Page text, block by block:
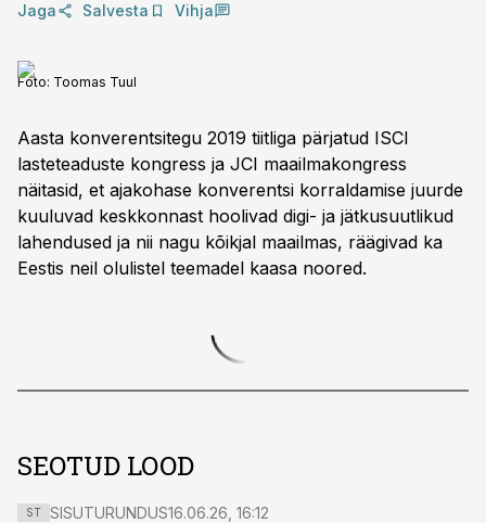
Jaga Salvesta Vihja
Foto: Toomas Tuul
Aasta konverentsitegu 2019 tiitliga pärjatud ISCI
lasteteaduste kongress ja JCI maailmakongress
näitasid, et ajakohase konverentsi korraldamise juurde
kuuluvad keskkonnast hoolivad digi- ja jätkusuutlikud
lahendused ja nii nagu kõikjal maailmas, räägivad ka
Eestis neil olulistel teemadel kaasa noored.
SEOTUD LOOD
ST SISUTURUNDUS16.06.26, 16:12